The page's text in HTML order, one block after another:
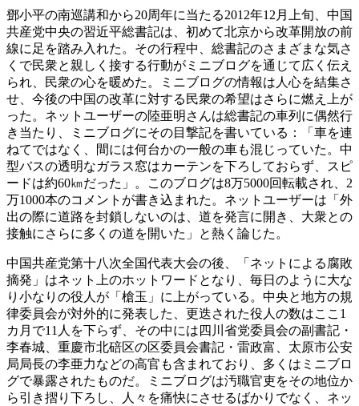
鄧小平の南巡講和から20周年に当たる2012年12月上旬、中国
共産党中央の習近平総書記は、初めて北京から改革開放の前
線に足を踏み入れた。その行程中、総書記のさまざまな気さ
くで民衆と親しく接する行動がミニブログを通じて広く伝え
られ、民衆の心を暖めた。ミニブログの情報は人心を結集さ
せ、今後の中国の改革に対する民衆の希望はさらに燃え上が
った。ネットユーザーの陸亜明さんは総書記の車列に偶然行
き当たり、ミニブログにその目撃記を書いている：「車を連
ねてではなく、間には何台かの一般の車も混じっていた。中
型バスの透明なガラス窓はカーテンを下ろしておらず、スピ
ードは約60㎞だった」。このブログは8万5000回転載され、2
万1000本のコメントが書き込まれた。ネットユーザーは「外
出の際に道路を封鎖しないのは、道を発言に開き、大衆との
接触にさらに多くの道を開いた」と熱く論じた。
中国共産党第十八次全国代表大会の後、「ネットによる腐敗
摘発」はネット上のホットワードとなり、毎日のように大な
り小なりの役人が「槍玉」に上がっている。中央と地方の規
律委員会が対外的に発表した、更迭された役人の数はここ 1
カ月で11人を下らず、その中には四川省党委員会の副書記 ・
李春城、重慶市北碚区の区委員会書記・雷政富、太原市公安
局局長の李亜力などの高官も含まれており、多くはミニブロ
グで暴露されたものだ。ミニブログは汚職官吏をその地位か
ら引き摺り下ろし、人々を痛快にさせるばかりでなく、ネッ